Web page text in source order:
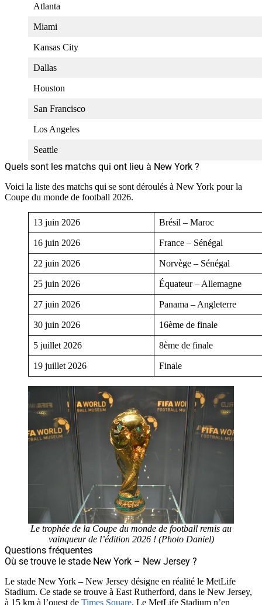
Atlanta
Miami
Kansas City
Dallas
Houston
San Francisco
Los Angeles
Seattle
Quels sont les matchs qui ont lieu à New York ?
Voici la liste des matchs qui se sont déroulés à New York pour la
Coupe du monde de football 2026.
13 juin 2026 Brésil – Maroc
16 juin 2026 France – Sénégal
22 juin 2026 Norvège – Sénégal
25 juin 2026 Équateur – Allemagne
27 juin 2026 Panama – Angleterre
30 juin 2026 16ème de finale
5 juillet 2026 8ème de finale
19 juillet 2026 Finale
Le trophée de la Coupe du monde de football remis au
vainqueur de l’édition 2026 ! (Photo Daniel)
Questions fréquentes
Où se trouve le stade New York – New Jersey ?
Le stade New York – New Jersey désigne en réalité le MetLife
Stadium. Ce stade se trouve à East Rutherford, dans le New Jersey,
à 15 km à l’ouest de Times Square. Le MetLife Stadium n’en